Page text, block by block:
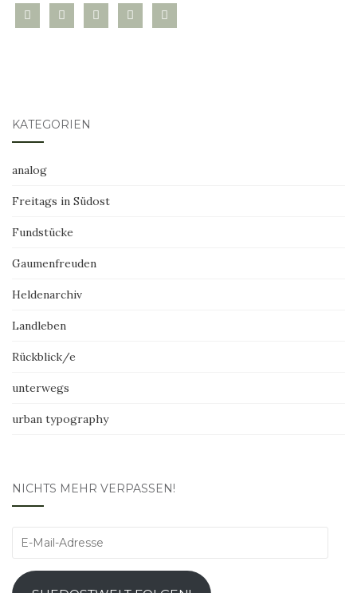
bloglovininstagramtwitter pinterest
mail
KATEGORIEN
analog
Freitags in Südost
Fundstücke
Gaumenfreuden
Heldenarchiv
Landleben
Rückblick/e
unterwegs
urban typography
NICHTS MEHR VERPASSEN!
E-
Adresse